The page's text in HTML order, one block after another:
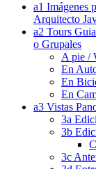
a1 Imágenes
Arquitecto
a2 Tours
o Grupales
A pie /
En
En
En
a3 Vistas
3a
3b
3c